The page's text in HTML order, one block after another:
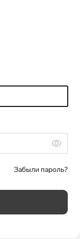
Забыли пароль?